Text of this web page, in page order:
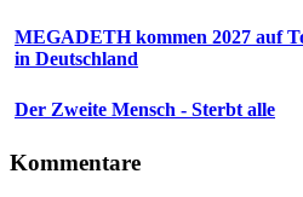
MEGADETH kommen 2027 auf
in Deutschland
Der Zweite Mensch - Sterbt alle
Kommentare